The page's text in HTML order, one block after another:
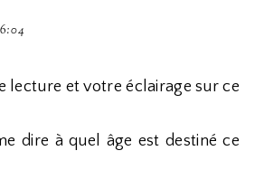
lecture et votre éclairage sur ce
dire à quel âge est destiné ce